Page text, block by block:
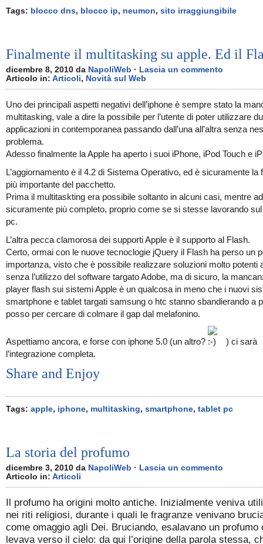
Tags: blocco dns, blocco ip, neumon, sito irraggiungibile
Finalmente il multitasking su apple. Ed il
dicembre 8, 2010 da NapoliWeb · Lascia un commento
Articolo in: Articoli, Novità sul Web
Uno dei principali aspetti negativi dell’iphone è sempre stato la
multitasking, vale a dire la possibile per l’utente di poter utilizzare
applicazioni in contemporanea passando dall’una all’altra senza
problema.
Adesso finalmente la Apple ha aperto i suoi iPhone, iPod Touch e
L’aggiornamento è il 4.2 di Sistema Operativo, ed è sicuramente la
più importante del pacchetto.
Prima il multitaskting era possibile soltanto in alcuni casi, mentre
sicuramente più completo, proprio come se si stesse lavorando
pc.
L’altra pecca clamorosa dei supporti Apple è il supporto al Flash.
Certo, ormai con le nuove tecnoclogie jQuery il Flash ha perso un
importanza, visto che è possibile realizzare soluzioni molto potenti
senza l’utilizzo del software targato Adobe, ma di sicuro, la
player flash sui sistemi Apple è un qualcosa in meno che i nuovi
smartphone e tablet targati samsung o htc stanno sbandierando a
posso per cercare di colmare il gap dal melafonino.
Aspettiamo ancora, e forse con iphone 5.0 (un altro?
) ci sarà
l’integrazione completa.
Share and Enjoy
Tags: apple, iphone, multitasking, smartphone, tablet pc
La storia del profumo
dicembre 3, 2010 da NapoliWeb · Lascia un commento
Articolo in: Articoli
Il profumo ha origini molto antiche. Inizialmente veniva
nei riti religiosi, durante i quali le fragranze venivano
come omaggio agli Dei. Bruciando, esalavano un profumo
levava verso il cielo: da qui l’origine della parola stessa,